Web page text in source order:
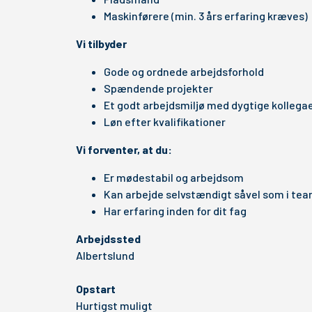
Maskinførere (min. 3 års erfaring kræves)
Vi tilbyder
Gode og ordnede arbejdsforhold
Spændende projekter
Et godt arbejdsmiljø med dygtige
Løn efter kvalifikationer
Vi forventer, at du:
Er mødestabil og arbejdsom
Kan arbejde selvstændigt såvel som i
Har erfaring inden for dit fag
Arbejdssted
Albertslund
Opstart
Hurtigst muligt